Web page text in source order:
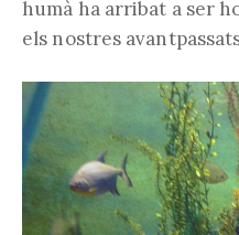
humà ha arribat a ser
els nostres